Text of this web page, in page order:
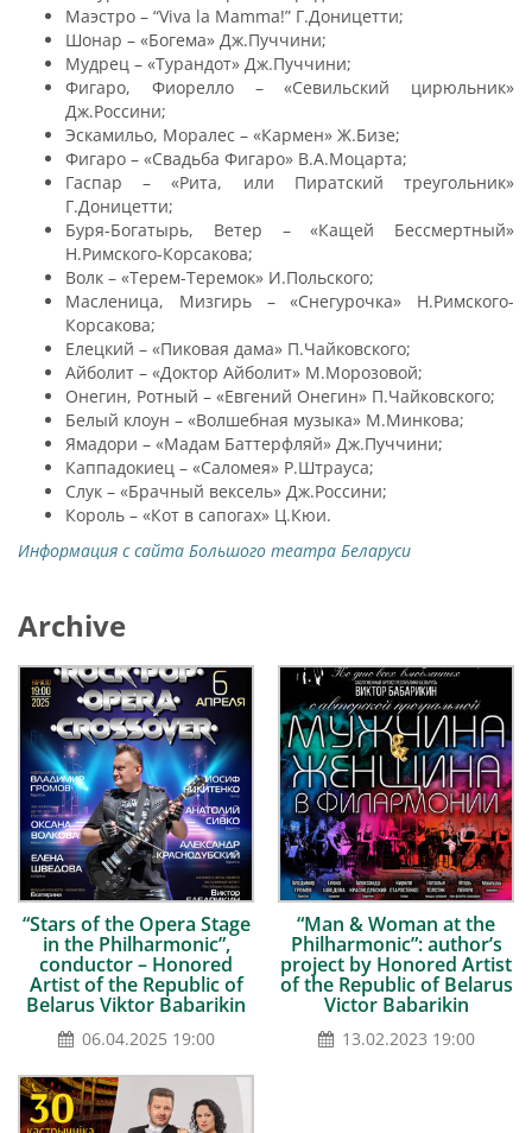
Маэстро – “Viva la Mamma!” Г.Доницетти;
Шонар – «Богема» Дж.Пуччини;
Мудрец – «Турандот» Дж.Пуччини;
Фигаро, Фиорелло – «Севильский цирюльник»
Дж.Россини;
Эскамильо, Моралес – «Кармен» Ж.Бизе;
Фигаро – «Свадьба Фигаро» В.А.Моцарта;
Гаспар – «Рита, или Пиратский треугольник»
Г.Доницетти;
Буря-Богатырь, Ветер – «Кащей Бессмертный»
Н.Римского-Корсакова;
Волк – «Терем-Теремок» И.Польского;
Масленица, Мизгирь – «Снегурочка» Н.Римского-
Корсакова;
Елецкий – «Пиковая дама» П.Чайковского;
Айболит – «Доктор Айболит» М.Морозовой;
Онегин, Ротный – «Евгений Онегин» П.Чайковского;
Белый клоун – «Волшебная музыка» М.Минкова;
Ямадори – «Мадам Баттерфляй» Дж.Пуччини;
Каппадокиец – «Саломея» Р.Штрауса;
Слук – «Брачный вексель» Дж.Россини;
Король – «Кот в сапогах» Ц.Кюи.
Информация с сайта Большого театра Беларуси
Archive
“Stars of the Opera Stage
in the Philharmonic”,
conductor – Honored
Artist of the Republic of
Belarus Viktor Babarikin
06.04.2025 19:00
“Man & Woman at the
Philharmonic”: author’s
project by Honored Artist
of the Republic of Belarus
Victor Babarikin
13.02.2023 19:00